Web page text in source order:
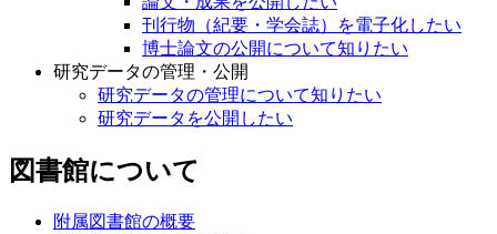
刊行物（紀要・学会誌）を電子化したい
博士論文の公開について知りたい
研究データの管理・公開
研究データの管理について知りたい
研究データを公開したい
図書館について
附属図書館の概要